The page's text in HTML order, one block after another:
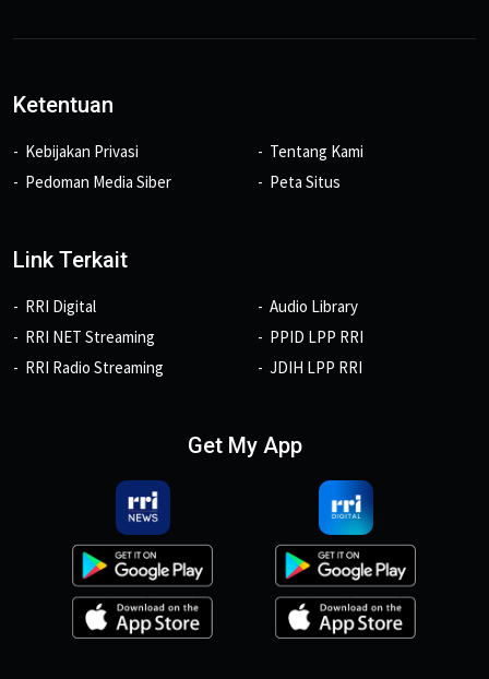
Ketentuan
Kebijakan Privasi
Pedoman Media Siber
Tentang Kami
Peta Situs
Link Terkait
RRI Digital
RRI NET Streaming
RRI Radio Streaming
Audio Library
PPID LPP RRI
JDIH LPP RRI
Get My App